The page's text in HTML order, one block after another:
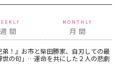
週 間
MONTHLY
月 間
弟！』お市と柴田勝家、自刃しての最
世の句」…運命を共にした２人の悲劇